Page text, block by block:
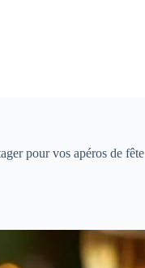
pour vos apéros de fête